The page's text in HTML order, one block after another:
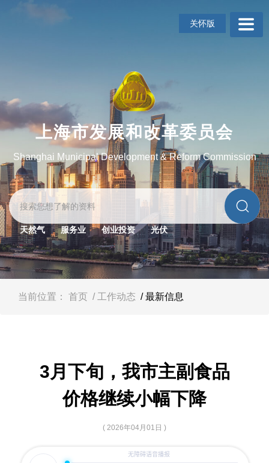
转
到
网
航
区
跳
转
到
主
要
内
容
关怀版
上海市发展和改革委员会
Shanghai Municipal Development & Reform Commission
天然气 服务业 创业投资 光伏
当前位置： 首页 / 工作动态 / 最新信息
3月下旬，我市主副食品
价格继续小幅下降
( 2026年04月01日 )